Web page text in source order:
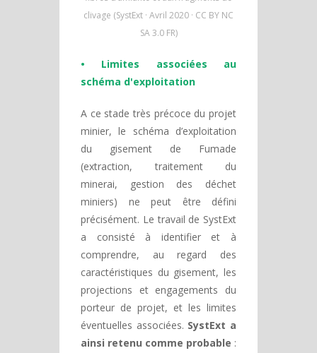
clivage (SystExt · Avril 2020 · CC BY NC
SA 3.0 FR)
• Limites associées au
schéma d'exploitation
A ce stade très précoce du projet
minier, le schéma d’exploitation
du gisement de Fumade
(extraction, traitement du
minerai, gestion des déchet
miniers) ne peut être défini
précisément. Le travail de SystExt
a consisté à identifier et à
comprendre, au regard des
caractéristiques du gisement, les
projections et engagements du
porteur de projet, et les limites
éventuelles associées. SystExt a
ainsi retenu comme probable :